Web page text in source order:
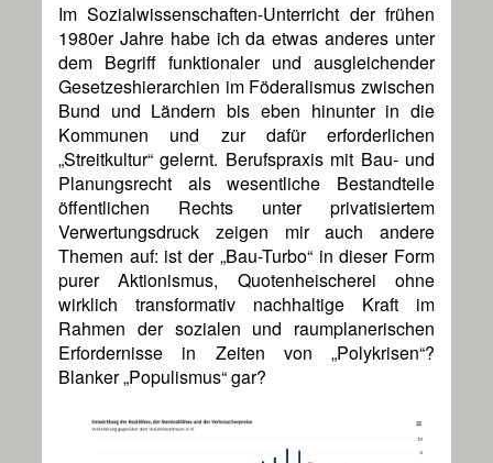
Im Sozialwissenschaften-Unterricht der frühen
1980er Jahre habe ich da etwas anderes unter
dem Begriff funktionaler und ausgleichender
Gesetzeshierarchien im Föderalismus zwischen
Bund und Ländern bis eben hinunter in die
Kommunen und zur dafür erforderlichen
„Streitkultur“ gelernt. Berufspraxis mit Bau- und
Planungsrecht als wesentliche Bestandteile
öffentlichen Rechts unter privatisiertem
Verwertungsdruck zeigen mir auch andere
Themen auf: ist der „Bau-Turbo“ in dieser Form
purer Aktionismus, Quotenheischerei ohne
wirklich transformativ nachhaltige Kraft im
Rahmen der sozialen und raumplanerischen
Erfordernisse in Zeiten von „Polykrisen“?
Blanker „Populismus“ gar?